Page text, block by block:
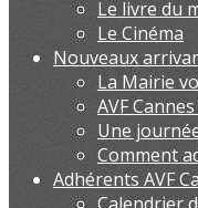
Le livre du
Le Cinéma
Nouveaux
La Mairie
AVF
Une
Comment
Adhérents AVF